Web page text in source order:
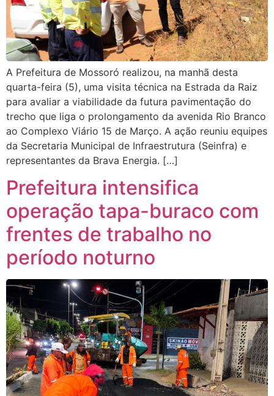
A Prefeitura de Mossoró realizou, na manhã desta
quarta-feira (5), uma visita técnica na Estrada da Raiz
para avaliar a viabilidade da futura pavimentação do
trecho que liga o prolongamento da avenida Rio Branco
ao Complexo Viário 15 de Março. A ação reuniu equipes
da Secretaria Municipal de Infraestrutura (Seinfra) e
representantes da Brava Energia. […]
Prefeitura intensifica
operação tapa-buraco com
frentes de trabalho no
período noturno